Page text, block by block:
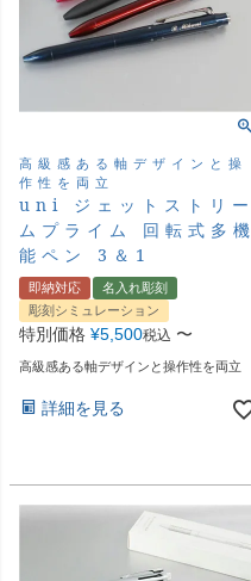
高級感ある軸デザインと操
作性を両立
uni ジェットストリー
ムプライム 回転式多機
能ペン 3＆1
即納対応
名入れ彫刻
彫刻シミュレーション
特別価格 ¥5,500税込 〜
高級感ある軸デザインと操作性を両立
詳細を見る